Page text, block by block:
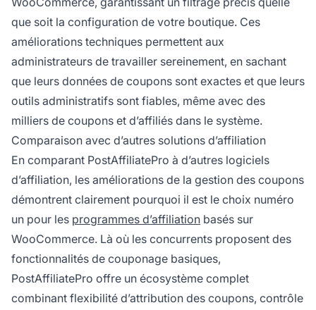
que soit la configuration de votre boutique. Ces
améliorations techniques permettent aux
administrateurs de travailler sereinement, en sachant
que leurs données de coupons sont exactes et que leurs
outils administratifs sont fiables, même avec des
milliers de coupons et d’affiliés dans le système.
Comparaison avec d’autres solutions d’affiliation
En comparant PostAffiliatePro à d’autres logiciels
d’affiliation, les améliorations de la gestion des coupons
démontrent clairement pourquoi il est le choix numéro
un pour les programmes d’affiliation basés sur
WooCommerce. Là où les concurrents proposent des
fonctionnalités de couponage basiques,
PostAffiliatePro offre un écosystème complet
combinant flexibilité d’attribution des coupons, contrôle